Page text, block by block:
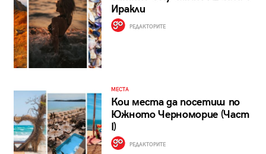
Иракли
РЕДАКТОРИТЕ
МЕСТА
Кои места да посетиш по
Южното Черноморие (Част
I)
РЕДАКТОРИТЕ